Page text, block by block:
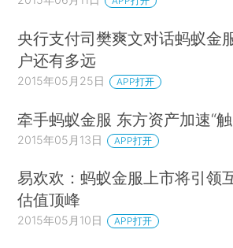
央行支付司樊爽文对话蚂蚁金
户还有多远
2015年05月25日 APP打开
牵手蚂蚁金服 东方资产加速“
2015年05月13日 APP打开
易欢欢：蚂蚁金服上市将引领
估值顶峰
2015年05月10日 APP打开